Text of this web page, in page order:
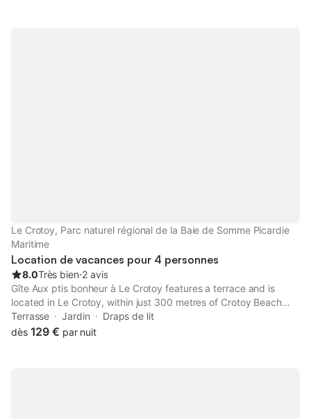
Le Crotoy, Parc naturel régional de la Baie de Somme Picardie
Maritime
Location de vacances pour 4 personnes
8.0Très bien⋅2 avis
Gîte Aux ptis bonheur à Le Crotoy features a terrace and is
located in Le Crotoy, within just 300 metres of Crotoy Beach
and 400 metres of Phare Beach. Set 1.2 km from Marais, the
property provides a garden.
Terrasse Jardin
Draps de lit
dès 129 € par nuit